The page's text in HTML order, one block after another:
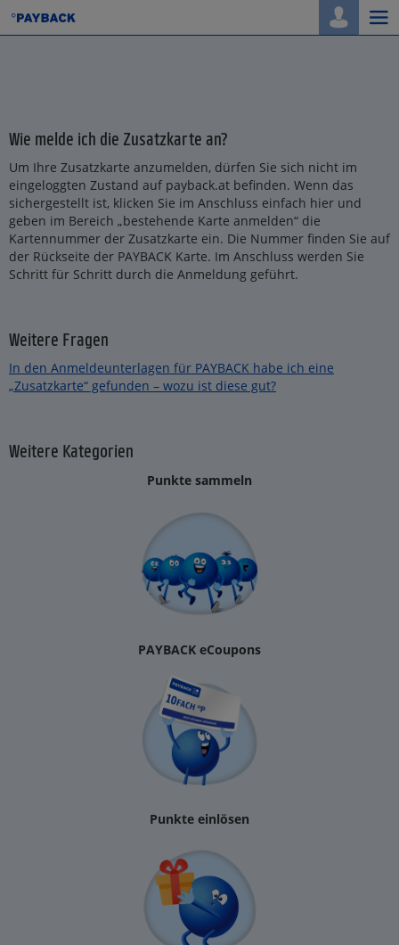
Wie melde ich die Zusatzkarte an?
Um Ihre Zusatzkarte anzumelden, dürfen Sie sich nicht im
eingeloggten Zustand auf payback.at befinden. Wenn das
sichergestellt ist, klicken Sie im Anschluss einfach hier und
geben im Bereich „bestehende Karte anmelden“ die
Kartennummer der Zusatzkarte ein. Die Nummer finden Sie auf
der Rückseite der PAYBACK Karte. Im Anschluss werden Sie
Schritt für Schritt durch die Anmeldung geführt.
Weitere Fragen
In den Anmeldeunterlagen für PAYBACK habe ich eine
„Zusatzkarte“ gefunden – wozu ist diese gut?
Weitere Kategorien
Punkte sammeln
PAYBACK eCoupons
Punkte einlösen